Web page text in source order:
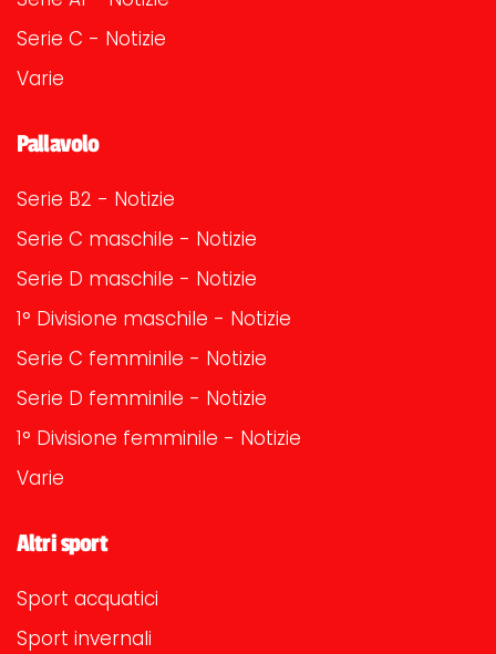
Serie C - Notizie
Varie
Pallavolo
Serie B2 - Notizie
Serie C maschile - Notizie
Serie D maschile - Notizie
1° Divisione maschile - Notizie
Serie C femminile - Notizie
Serie D femminile - Notizie
1° Divisione femminile - Notizie
Varie
Altri sport
Sport acquatici
Sport invernali